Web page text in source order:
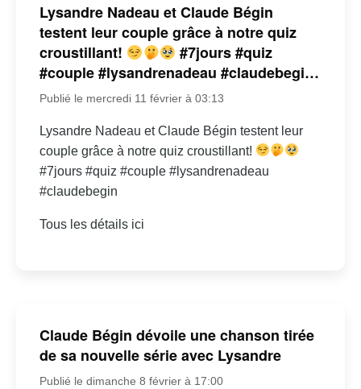
Lysandre Nadeau et Claude Bégin
testent leur couple grâce à notre quiz
croustillant!
#7jours #quiz
#couple #lysandrenadeau #claudebegi…
Publié le mercredi 11 février à 03:13
Lysandre Nadeau et Claude Bégin testent leur
couple grâce à notre quiz croustillant!
#7jours #quiz #couple #lysandrenadeau
#claudebegin
Tous les détails ici
Claude Bégin dévoile une chanson tirée
de sa nouvelle série avec Lysandre
Publié le dimanche 8 février à 17:00